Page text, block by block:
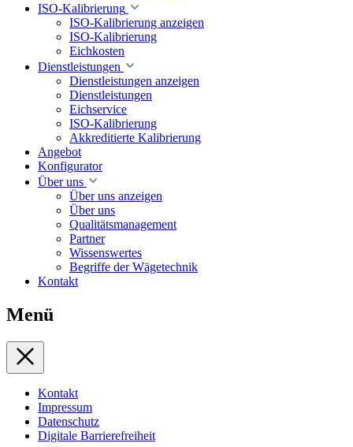
ISO-Kalibrierung
ISO-Kalibrierung anzeigen
ISO-Kalibrierung
Eichkosten
Dienstleistungen
Dienstleistungen anzeigen
Dienstleistungen
Eichservice
ISO-Kalibrierung
Akkreditierte Kalibrierung
Angebot
Konfigurator
Über uns
Über uns anzeigen
Über uns
Qualitätsmanagement
Partner
Wissenswertes
Begriffe der Wägetechnik
Kontakt
Menü
Kontakt
Impressum
Datenschutz
Digitale Barrierefreiheit